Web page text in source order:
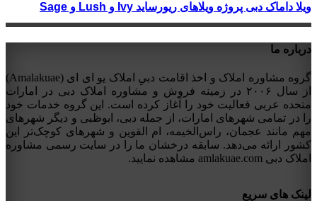
ویلا داماک دبی پروژه ویلاهای ریورساید Ivy و Lush و Sage
درباره ما
گروه مشاوره املاک و اخذ اقامت دبیِ املاک یو ای ای (Amalakuae)
از سال ۲۰۰۶ در زمینه فروش و مشاوره املاک دبی در امارات
متحده عربی فعالیت خود را آغاز کرده است. این گروه خدمات خود
را در تمامی شهرهای امارات، از جمله دبی، ابوظبی و دیگر شهرهای
مهم مانند عجمان، راس‌الخیمه، ام القوین و شهرهای کوچک‌تر این
کشور ارائه می‌دهد. سابقه درخشان ما را در سایت رسمی مشاوره
املاک دبی amlakuae.com مشاهده نمایید.
لینک های سریع